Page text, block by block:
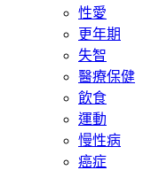
性愛
更年期
失智
醫療保健
飲食
運動
慢性病
癌症